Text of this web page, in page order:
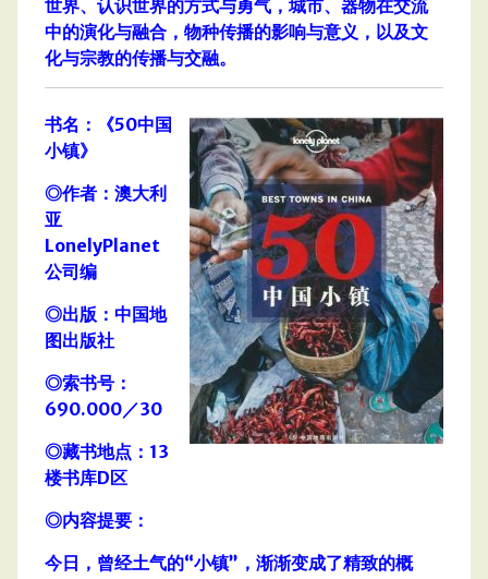
世界、认识世界的方式与勇气，城市、器物在交流
中的演化与融合，物种传播的影响与意义，以及文
化与宗教的传播与交融。
书名：《50中国
小镇》
◎作者：澳大利
亚
LonelyPlanet
公司编
◎出版：中国地
图出版社
◎索书号：
690.000／30
◎藏书地点：13
楼书库D区
◎内容提要：
今日，曾经土气的“小镇”，渐渐变成了精致的概